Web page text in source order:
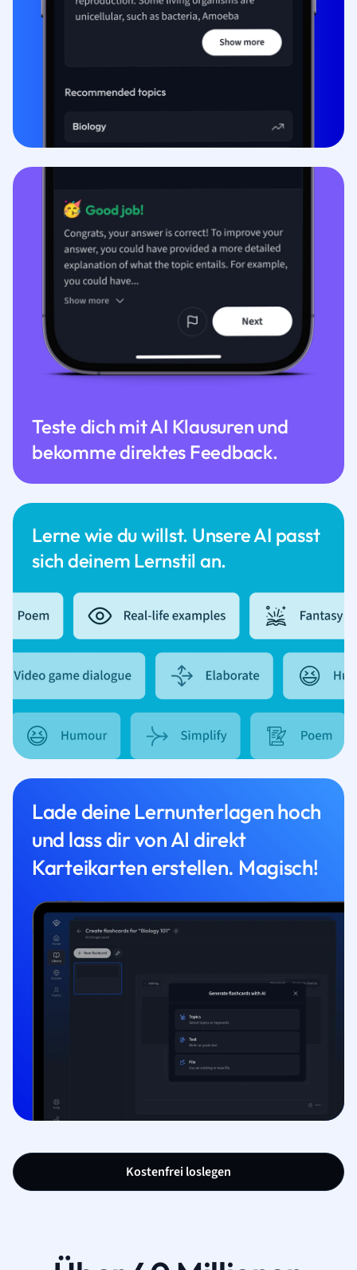
Lerne wie du willst. Unsere AI passt
sich deinem Lernstil an.
Teste dich mit AI Klausuren und
bekomme direktes Feedback.
Lade deine Lernunterlagen hoch
und lass dir von AI direkt
Karteikarten erstellen. Magisch!
Kostenfrei loslegen